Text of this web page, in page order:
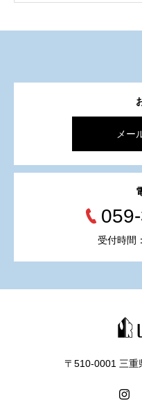
メー
受付時間
〒510-0001 三重